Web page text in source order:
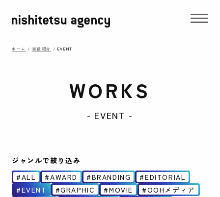
ホーム / 実績紹介 / EVENT
WORKS
- EVENT -
ジャンルで絞り込み
ALL
AWARD BRANDING
EDITORIAL
EVENT
GRAPHIC MOVIE
OOHメディア